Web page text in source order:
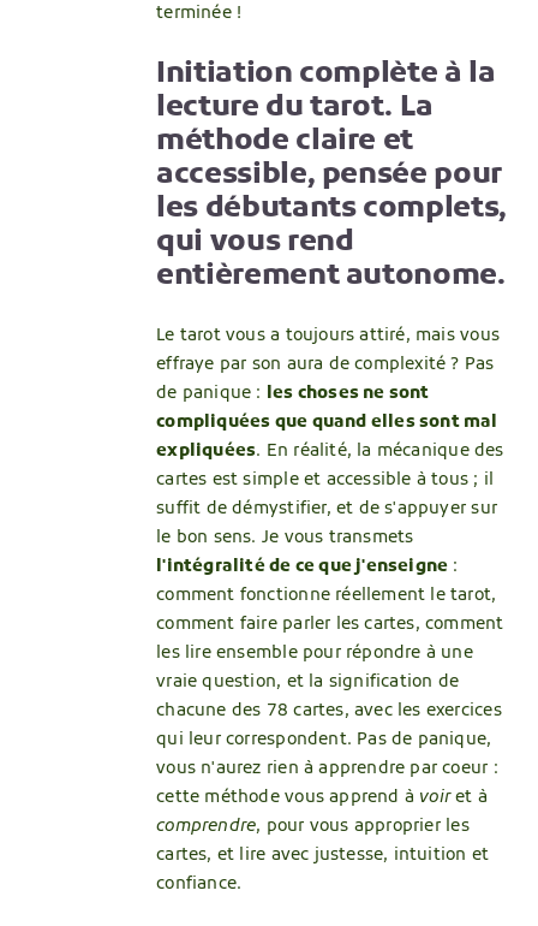
terminée !
Initiation complète à la
lecture du tarot. La
méthode claire et
accessible, pensée pour
les débutants complets,
qui vous rend
entièrement autonome.
Le tarot vous a toujours attiré, mais vous
effraye par son aura de complexité ? Pas
de panique : les choses ne sont
compliquées que quand elles sont mal
expliquées. En réalité, la mécanique des
cartes est simple et accessible à tous ; il
suffit de démystifier, et de s'appuyer sur
le bon sens. Je vous transmets
l'intégralité de ce que j'enseigne :
comment fonctionne réellement le tarot,
comment faire parler les cartes, comment
les lire ensemble pour répondre à une
vraie question, et la signification de
chacune des 78 cartes, avec les exercices
qui leur correspondent. Pas de panique,
vous n'aurez rien à apprendre par coeur :
cette méthode vous apprend à voiret à
comprendre, pour vous approprier les
cartes, et lire avec justesse, intuition et
confiance.